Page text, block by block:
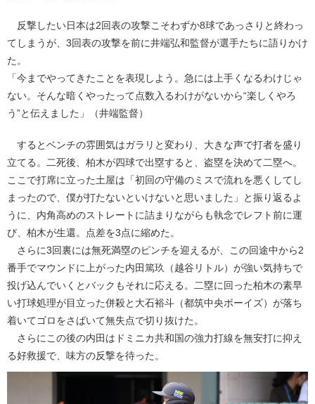
反撃したい日本は2回表の攻撃こそわずか8球であっさりと終わっ
てしまうが、3回表の攻撃を前に井端弘和監督が選手たちに語りかけ
た。
「今までやってきたことを表現しよう。急には上手くなるわけじゃ
ない。そんな暗くやったって点数入るわけがないから“楽しくやろ
う”と伝えました」（井端監督）
するとベンチの雰囲気はガラリと変わり、大きな声で打者を盛り
立てる。二死後、柏木が四球で出塁すると、盗塁を決めて二塁へ。
ここで打席に立った土屋は「初回の守備のミスで流れを悪くしてし
まったので、僕が打たないといけないと思いました」と振り返るよ
うに、内角高めのストレートに詰まりながらも執念でレフト前に運
び、柏木が生還。点差を3点に縮めた。
さらに3回裏には無死満塁のピンチを迎えるが、この回途中から2
番手でマウンドに上がった内田篤玖（越谷リトル）が強い気持ちで
投げ込んでいくとバックもそれに応える。二塁に回った柏木の素早
い打球処理が目立った併殺と大石裕斗（都筑中央ボーイズ）が落ち
着いてゴロをさばいて無失点で切り抜けた。
さらにこの後の内田はドミニカ共和国の強力打線を無安打に抑え
る好救援で、味方の反撃を待った。